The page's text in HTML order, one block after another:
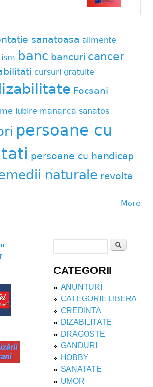
sanatoasa alimente
banc bancuri cancer
cursuri gratuite
Focsani
iubire mananca sanatos
persoane cu
persoane cu handicap
naturale revolta
More
Search form
CATEGORII
ANUNTURI
CATEGORIE LIBERA
CREDINTA
DIZABILITATE
DRAGOSTE
GANDURI
HOBBY
SANATATE
UMOR